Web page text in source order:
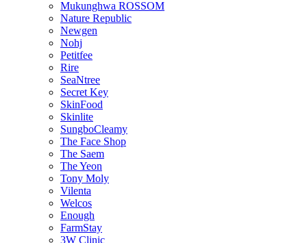
Mukunghwa ROSSOM
Nature Republic
Newgen
Nohj
Petitfee
Rire
SeaNtree
Secret Key
SkinFood
Skinlite
SungboCleamy
The Face Shop
The Saem
The Yeon
Tony Moly
Vilenta
Welcos
Enough
FarmStay
3W Clinic